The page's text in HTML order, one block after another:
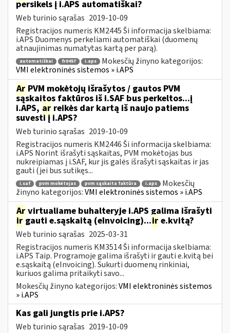
persikels į i.APS automatiškai?
Web turinio sąrašas 2019-10-09
Registracijos numeris KM2445 Ši informacija skelbiama:
i.APS Duomenys perkeliami automatiškai (duomenų
atnaujinimas numatytas kartą per parą).
automatiškai fr0457 i.aps
Mokesčių žinyno kategorijos:
VMI elektroninės sistemos » i.APS
Ar PVM mokėtojų išrašytos / gautos PVM
sąskaitos faktūros iš i.SAF bus perkeltos...į
i.APS, ar reikės dar kartą iš naujo patiems
suvesti į i.APS?
Web turinio sąrašas 2019-10-09
Registracijos numeris KM2446 Ši informacija skelbiama:
i.APS Norint išrašyti sąskaitas, PVM mokėtojas bus
nukreipiamas į i.SAF, kur jis galės išrašyti sąskaitas ir jas
gauti (jei bus sutikęs...
i.saf pvm mokėtojas pvm sąskaita faktūra i.aps
Mokesčių
žinyno kategorijos:VMI elektroninės sistemos » i.APS
Ar virtualiame buhalteryje i.APS galima išrašyti
irgauti e.sąskaitą (eInvoicing)...ir e.kvitą?
Web turinio sąrašas 2025-03-31
Registracijos numeris KM3514 Ši informacija skelbiama:
i.APS Taip. Programoje galima išrašyti ir gauti e.kvitą bei
e.sąskaitą (eInvoicing). Sukurti duomenų rinkiniai,
kuriuos galima pritaikyti savo...
Mokesčių žinyno kategorijos:VMI elektroninės sistemos
» i.APS
Kas gali jungtis prie i.APS?
Web turinio sąrašas 2019-10-09